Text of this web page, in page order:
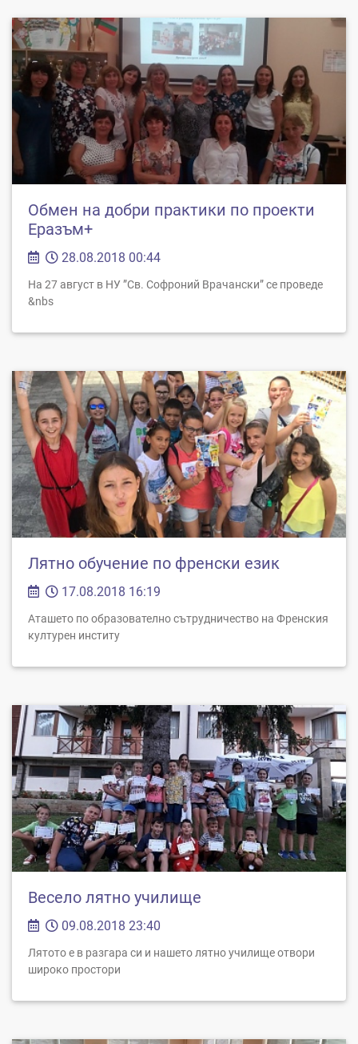
Обмен на добри практики по проекти
Еразъм+
28.08.2018 00:44
На 27 август в НУ ”Св. Софроний Врачански” се проведе
&nbs
Лятно обучение по френски език
17.08.2018 16:19
Аташето по образователно сътрудничество на Френския
културен институ
Весело лятно училище
09.08.2018 23:40
Лятото е в разгара си и нашето лятно училище отвори
широко простори